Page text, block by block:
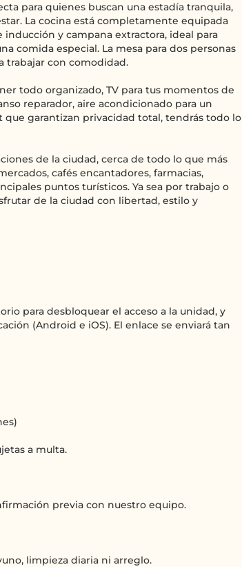
para quienes buscan una estadía tranquila,
La cocina está completamente equipada
y campana extractora, ideal para
comida especial. La mesa para dos personas
trabajar con comodidad.
todo organizado, TV para tus momentos de
reparador, aire acondicionado para un
garantizan privacidad total, tendrás todo lo
de la ciudad, cerca de todo lo que más
cafés encantadores, farmacias,
puntos turísticos. Ya sea por trabajo o
de la ciudad con libertad, estilo y
para desbloquear el acceso a la unidad, y
(Android e iOS). El enlace se enviará tan
a multa.
previa con nuestro equipo.
limpieza diaria ni arreglo.